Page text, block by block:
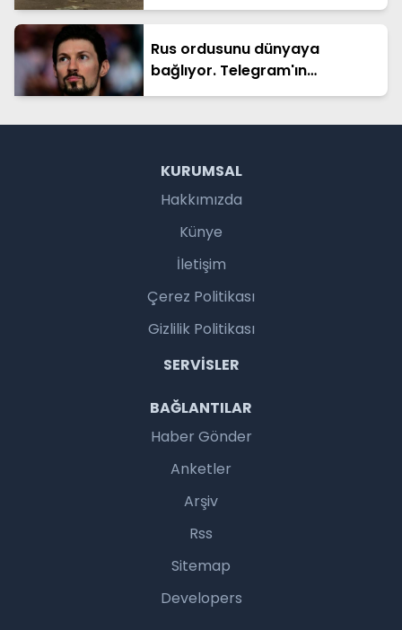
Rus ordusunu dünyaya
bağlıyor. Telegram'ın
kurucusuna ceza soruşturması
KURUMSAL
Hakkımızda
Künye
İletişim
Çerez Politikası
Gizlilik Politikası
SERVISLER
BAĞLANTILAR
Haber Gönder
Anketler
Arşiv
Rss
Sitemap
Developers